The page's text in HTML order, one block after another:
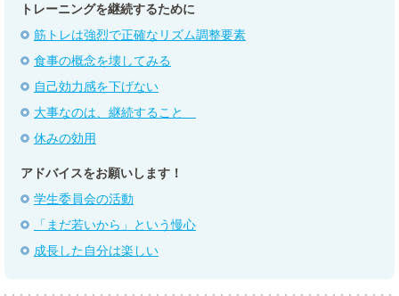
トレーニングを継続するために
筋トレは強烈で正確なリズム調整要素
食事の概念を壊してみる
自己効力感を下げない
大事なのは、継続すること
休みの効用
アドバイスをお願いします！
学生委員会の活動
「まだ若いから」という慢心
成長した自分は楽しい